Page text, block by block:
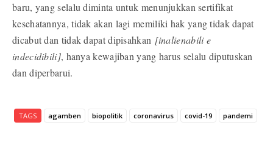
baru, yang selalu diminta untuk menunjukkan sertifikat
kesehatannya, tidak akan lagi memiliki hak yang tidak dapat
dicabut dan tidak dapat dipisahkan [inalienabili e
indecidibili], hanya kewajiban yang harus selalu diputuskan
dan diperbarui.
TAGS agamben biopolitik coronavirus covid-19 pandemi